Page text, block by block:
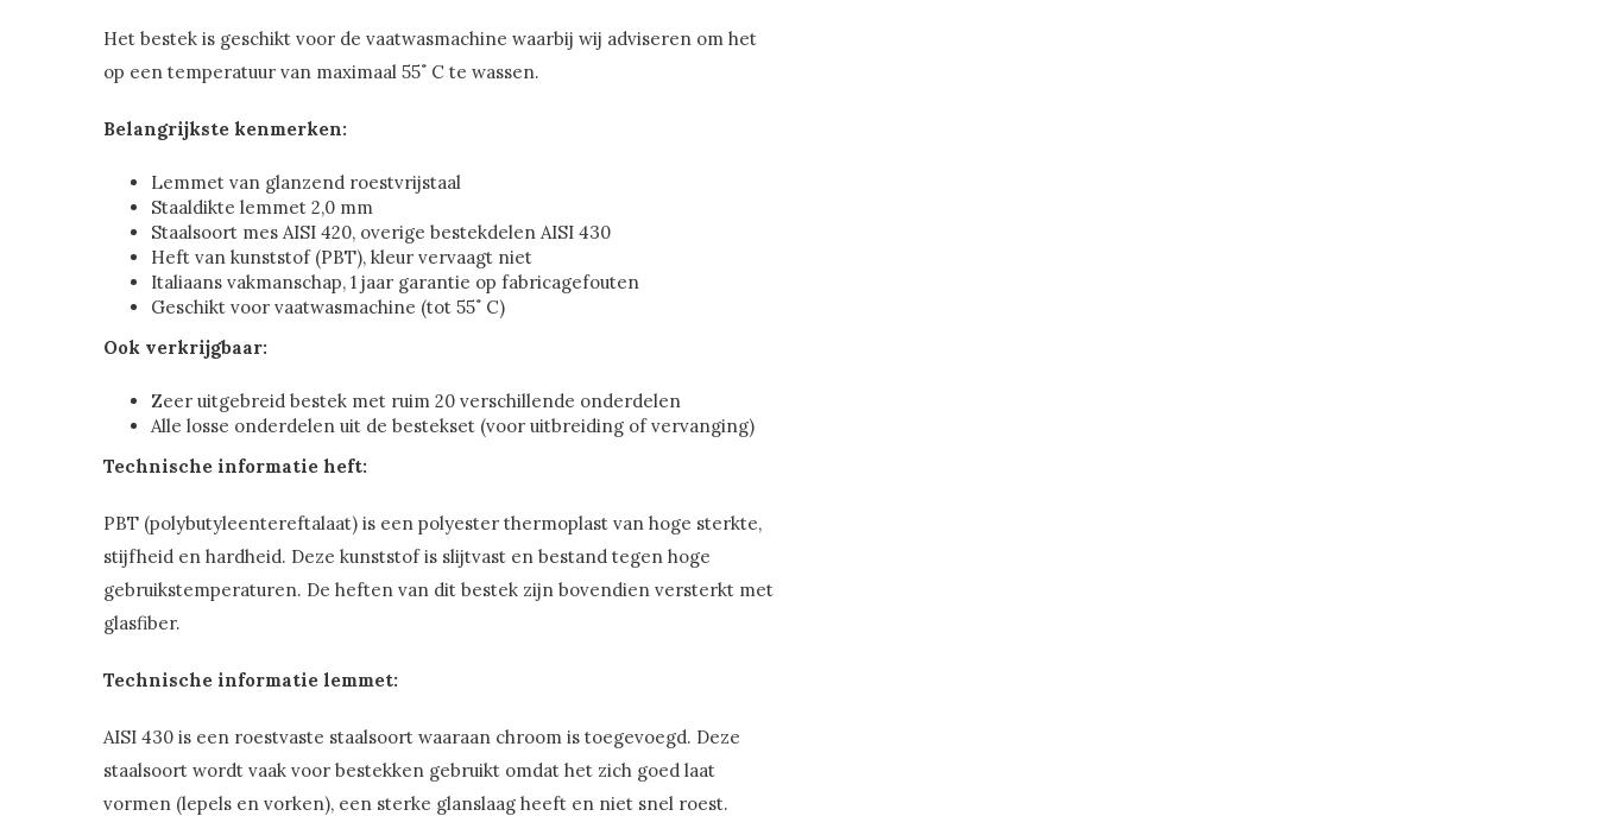
Het bestek is geschikt voor de vaatwasmachine waarbij wij adviseren om het
op een temperatuur van maximaal 55˚ C te wassen.
Belangrijkste kenmerken:
Lemmet van glanzend roestvrijstaal
Staaldikte lemmet 2,0 mm
Staalsoort mes AISI 420, overige bestekdelen AISI 430
Heft van kunststof (PBT), kleur vervaagt niet
Italiaans vakmanschap, 1 jaar garantie op fabricagefouten
Geschikt voor vaatwasmachine (tot 55˚ C)
Ook verkrijgbaar:
Zeer uitgebreid bestek met ruim 20 verschillende onderdelen
Alle losse onderdelen uit de bestekset (voor uitbreiding of vervanging)
Technische informatie heft:
PBT (polybutyleentereftalaat) is een polyester thermoplast van hoge sterkte,
stijfheid en hardheid. Deze kunststof is slijtvast en bestand tegen hoge
gebruikstemperaturen. De heften van dit bestek zijn bovendien versterkt met
glasfiber.
Technische informatie lemmet:
AISI 430 is een roestvaste staalsoort waaraan chroom is toegevoegd. Deze
staalsoort wordt vaak voor bestekken gebruikt omdat het zich goed laat
vormen (lepels en vorken), een sterke glanslaag heeft en niet snel roest.